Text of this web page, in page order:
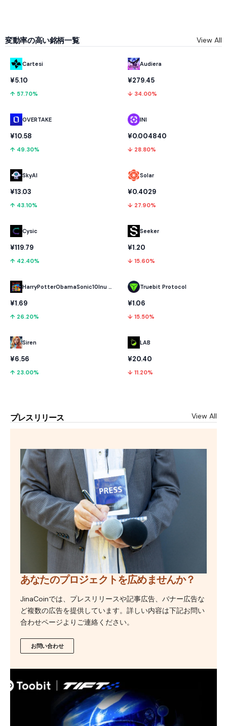
変動率の高い銘柄一覧 View All
Cartesi
¥5.10
↑ 57.70%
OVERTAKE
¥10.58
↑ 49.30%
SkyAI
¥13.03
↑ 43.10%
Cysic
¥119.79
↑ 42.40%
HarryPotterObamaSonic10Inu (ETH)
¥1.69
↑ 26.20%
Siren
¥6.56
↑ 23.00%
Audiera
¥279.45
↓ 34.00%
INI
¥0.004840
↓ 28.80%
Solar
¥0.4029
↓ 27.90%
Seeker
¥1.20
↓ 15.60%
Truebit Protocol
¥1.06
↓ 15.50%
LAB
¥20.40
↓ 11.20%
プレスリリース View All
あなたのプロジェクトを広めませんか？
JinaCoinでは、プレスリリースや記事広告、バナー広告な
ど複数の広告を提供しています。詳しい内容は下記お問い
合わせページよりご連絡ください。
お問い合わせ